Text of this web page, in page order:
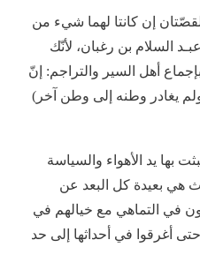
إن كانتا لهما شيء من
السلام بن رغبان، لأنّك
أهل السير والتراجم: إنّ
يغادر وطنه إلى وطن آخر)
بها يد الأهواء والسياسة
هي بعيدة كل البعد عن
في التماهي مع خيالهم في
أغرقوا في أحداثها إلى حد